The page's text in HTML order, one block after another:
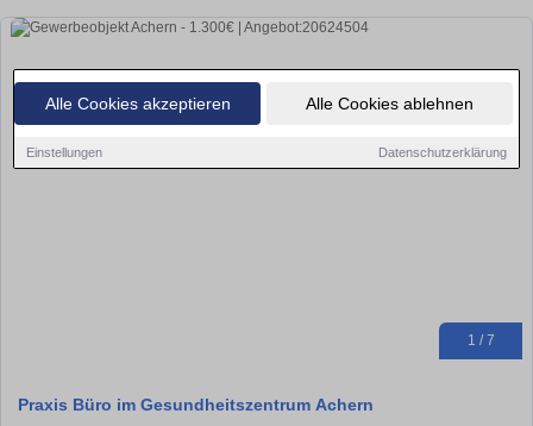
Alle Cookies akzeptieren Alle Cookies ablehnen
Einstellungen Datenschutzerklärung
1 / 7
Praxis Büro im Gesundheitszentrum Achern